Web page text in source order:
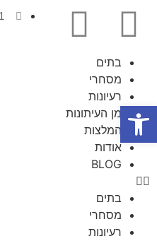
בתים
מסחרי
רעיונות
מן העיתונות
המלצות
אודות
BLOG
בתים
מסחרי
רעיונות
פתח סרגל